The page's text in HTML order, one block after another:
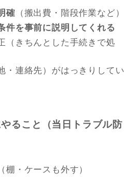
確 （搬出費・階段作業など）
件を事前に説明してくれる
（きちんとした手続きで処
・連絡先）がはっきりしてい
ること（当日トラブル防
棚・ケースも外す）